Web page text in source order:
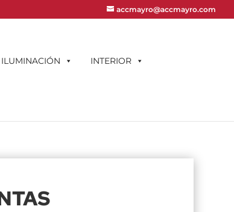
accmayro@accmayro.com
ILUMINACIÓN INTERIOR